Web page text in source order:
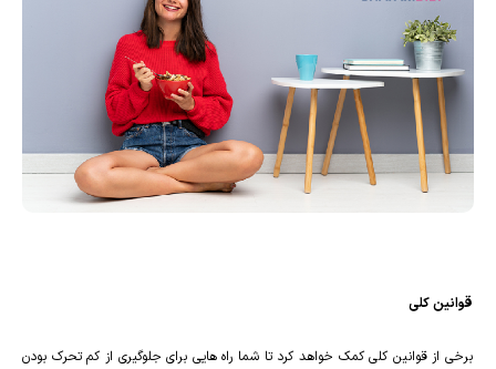
قوانین کلی
برخی از قوانین کلی کمک خواهد کرد تا شما راه هایی برای جلوگیری از کم تحرک بودن